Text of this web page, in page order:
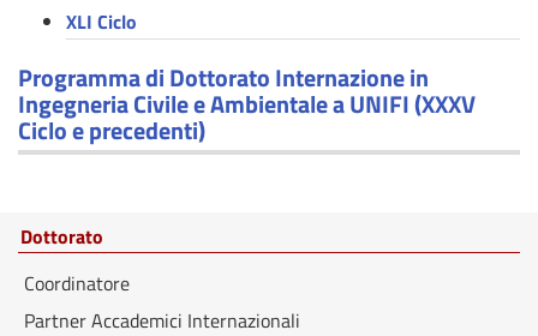
XLI Ciclo
Programma di Dottorato Internazione in
Ingegneria Civile e Ambientale a UNIFI (XXXV
Ciclo e precedenti)
Dottorato
Coordinatore
Partner Accademici Internazionali